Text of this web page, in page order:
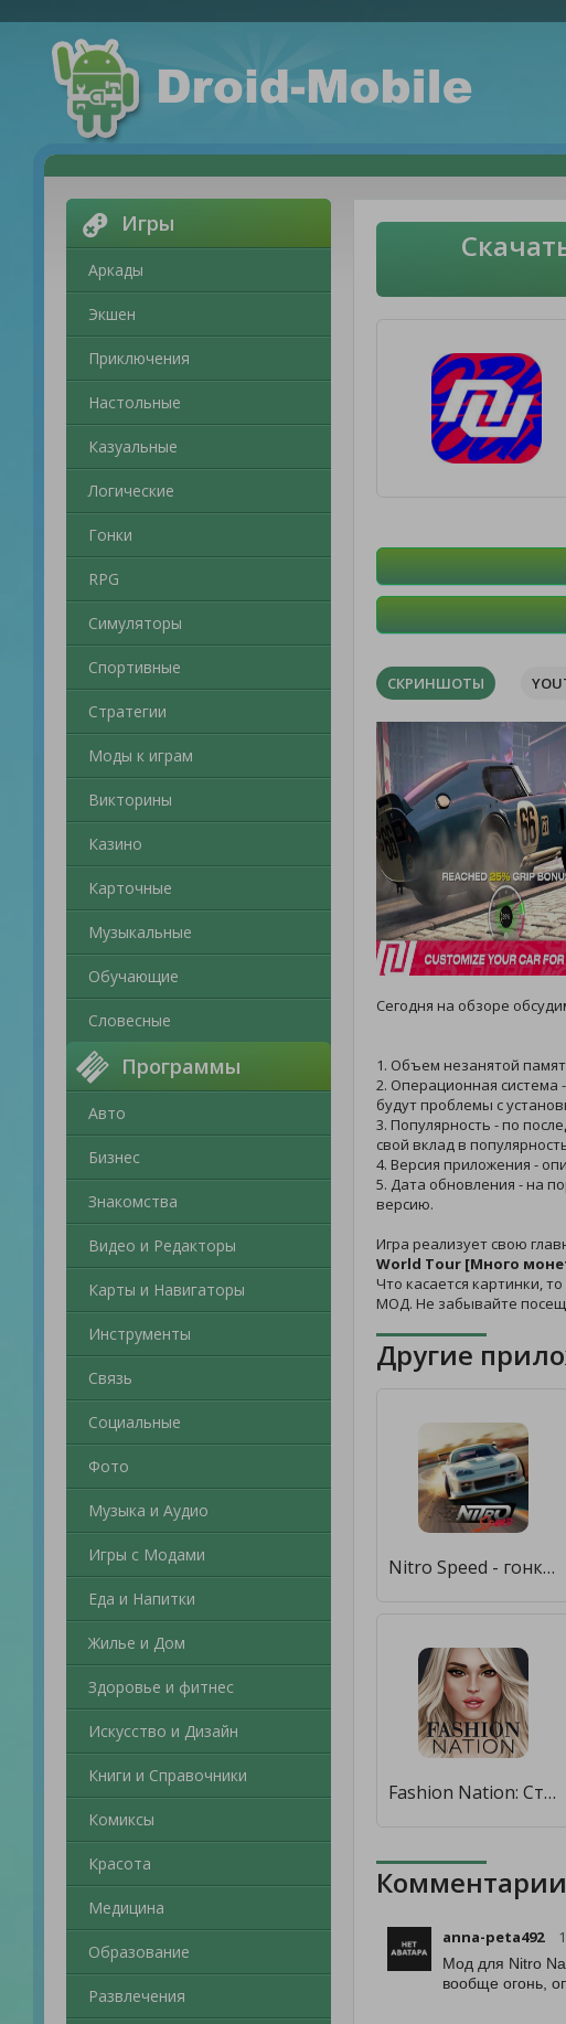
Игры
Аркады
Экшен
Приключения
Настольные
Казуальные
Логические
Гонки
RPG
Симуляторы
Спортивные
Стратегии
Моды к играм
Викторины
Казино
Карточные
Музыкальные
Обучающие
Словесные
Программы
Авто
Бизнес
Знакомства
Видео и Редакторы
Карты и Навигаторы
Инструменты
Связь
Социальные
Фото
Музыка и Аудио
Игры с Модами
Еда и Напитки
Жилье и Дом
Здоровье и фитнес
Искусство и Дизайн
Книги и Справочники
Комиксы
Красота
Медицина
Образование
Развлечения
СКРИНШОТЫ
Сегодня на обзоре
1. Объем незанятой
2. Операционная система
будут проблемы с
3. Популярность - по
свой вклад в
4. Версия приложения -
5. Дата обновления - на
версию.
Игра реализует свою
World Tour [Много
Что касается картинки,
МОД. Не забывайте
Другие
Nitro Speed - гонки на машинах [Бесплатные покупки]
Fashion Nation: Стиль и слава [Много монет]
anna-peta492
Мод для Nitro
вообще огонь,